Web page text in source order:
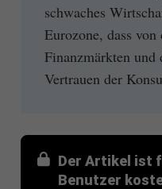
schwaches
Eurozone, dass
Finanzmärkten und
Vertrauen der
Der Artikel ist
Benutzer